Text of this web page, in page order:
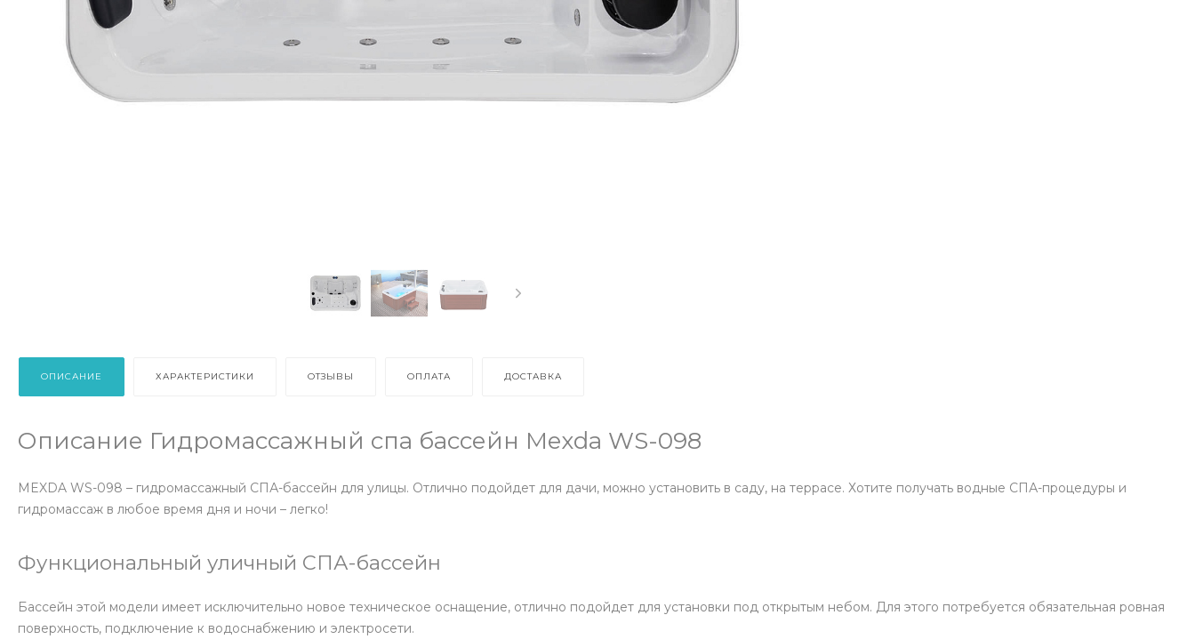
ОПИСАНИЕ ХАРАКТЕРИСТИКИ ОТЗЫВЫ ОПЛАТА ДОСТАВКА
Описание Гидромассажный спа бассейн Mexda WS-098
MEXDA WS-098 – гидромассажный СПА-бассейн для улицы. Отлично подойдет для дачи, можно установить в саду, на террасе. Хотите получать водные СПА-процедуры и
гидромассаж в любое время дня и ночи – легко!
Функциональный уличный СПА-бассейн
Бассейн этой модели имеет исключительно новое техническое оснащение, отлично подойдет для установки под открытым небом. Для этого потребуется обязательная ровная
поверхность, подключение к водоснабжению и электросети.